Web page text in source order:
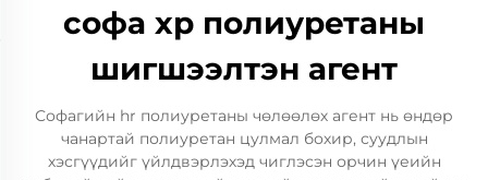
софа хр полиуретаны
шигшээлтэн агент
Софагийн hr полиуретаны чөлөөлөх агент нь өндөр
чанартай полиуретан цулмал бохир, суудлын
хэсгүүдийг үйлдвэрлэхэд чиглэсэн орчин үеийн